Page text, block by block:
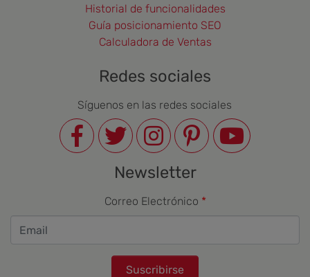
Historial de funcionalidades
Guía posicionamiento SEO
Calculadora de Ventas
Redes sociales
Síguenos en las redes sociales
Newsletter
Correo Electrónico
Suscribirse